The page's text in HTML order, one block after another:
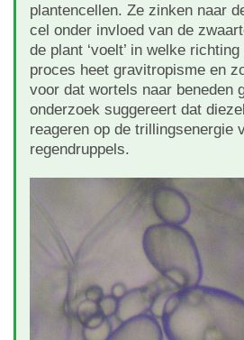
plantencellen. Ze zinken naar
cel onder invloed van de
de plant ‘voelt’ in welke
proces heet gravitropisme en
voor dat wortels naar beneden
onderzoek suggereert dat
reageren op de trillingsenergie
regendruppels.